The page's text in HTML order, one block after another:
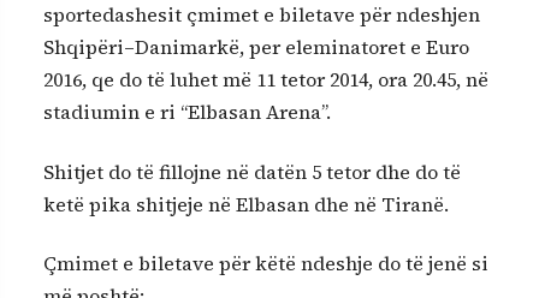
sportedashesit çmimet e biletave për ndeshjen
Shqipëri–Danimarkë, per eleminatoret e Euro
2016, qe do të luhet më 11 tetor 2014, ora 20.45, në
stadiumin e ri “Elbasan Arena”.
Shitjet do të fillojne në datën 5 tetor dhe do të
ketë pika shitjeje në Elbasan dhe në Tiranë.
Çmimet e biletave për këtë ndeshje do të jenë si